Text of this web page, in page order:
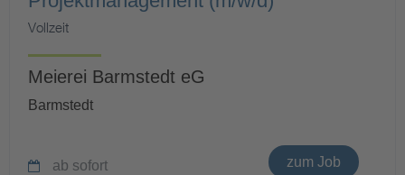
Vollzeit
Meierei Barmstedt eG
Barmstedt
ab sofort zum Job